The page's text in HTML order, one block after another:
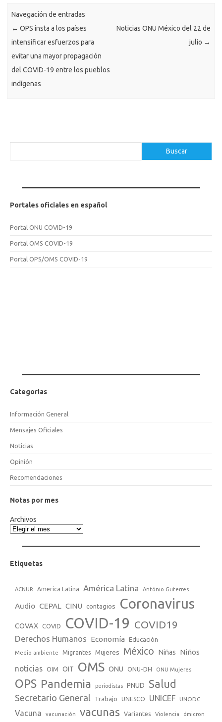
Navegación de entradas
← OPS insta a los países
intensificar esfuerzos para
evitar una mayor propagación
del COVID-19 entre los pueblos
indígenas
Noticias ONU México del 22 de
julio →
Buscar
Portales oficiales en español
Portal ONU COVID-19
Portal OMS COVID-19
Portal OPS/OMS COVID-19
Categorias
Información General
Mensajes Oficiales
Noticias
Opinión
Recomendaciones
Notas por mes
Archivos
Etiquetas
ACNUR America Latina América Latina António Guterres
Audio CEPAL CINU contagios Coronavirus
COVAX COVID COVID-19 COVID19
Derechos Humanos Economía Educación
Medio ambiente Migrantes Mujeres México Niñas Niños
noticias OIM OIT OMS ONU ONU-DH ONU Mujeres
OPS Pandemia periodistas PNUD Salud
Secretario General Trabajo UNESCO UNICEF UNODC
Vacuna vacunación vacunas Variantes Violencia ómicron